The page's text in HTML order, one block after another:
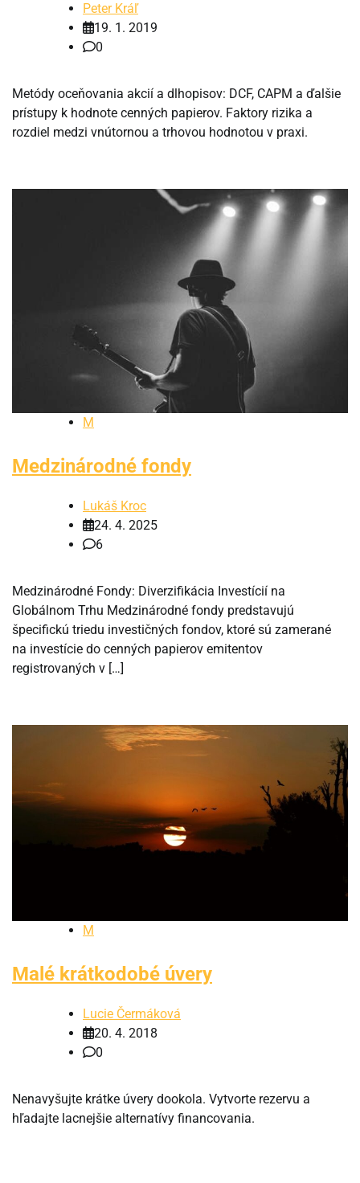
Peter Kráľ
19. 1. 2019
0
Metódy oceňovania akcií a dlhopisov: DCF, CAPM a ďalšie
prístupy k hodnote cenných papierov. Faktory rizika a
rozdiel medzi vnútornou a trhovou hodnotou v praxi.
M
Medzinárodné fondy
Lukáš Kroc
24. 4. 2025
6
Medzinárodné Fondy: Diverzifikácia Investícií na
Globálnom Trhu Medzinárodné fondy predstavujú
špecifickú triedu investičných fondov, ktoré sú zamerané
na investície do cenných papierov emitentov
registrovaných v […]
M
Malé krátkodobé úvery
Lucie Čermáková
20. 4. 2018
0
Nenavyšujte krátke úvery dookola. Vytvorte rezervu a
hľadajte lacnejšie alternatívy financovania.